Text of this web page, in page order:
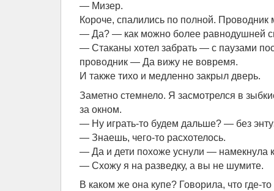
— Мизер.
Короче, спалились по полной. Проводник
— Да? — как можно более равнодушней
— Стаканы хотел забрать — с паузами
проводник — Да вижу не вовремя.
И также тихо и медленно закрыл дверь.
Заметно стемнело. Я засмотрелся в
за окном.
— Ну играть-то будем дальше? — без
— Знаешь, чего-то расхотелось.
— Да и дети похоже уснули — намекнула
— Схожу я на разведку, а вы не шумите.
В каком же она купе? Говорила, что где-